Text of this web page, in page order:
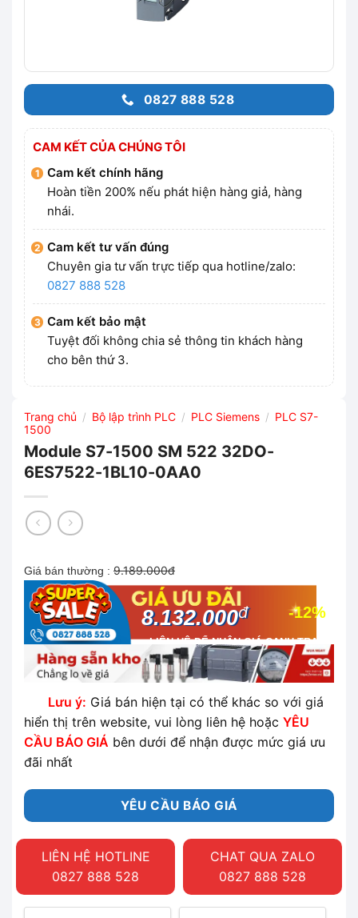
0827 888 528
CAM KẾT CỦA CHÚNG TÔI
Cam kết chính hãng
Hoàn tiền 200% nếu phát hiện hàng giả, hàng
nhái.
Cam kết tư vấn đúng
Chuyên gia tư vấn trực tiếp qua hotline/zalo:
0827 888 528
Cam kết bảo mật
Tuyệt đối không chia sẻ thông tin khách hàng
cho bên thứ 3.
Trang chủ / Bộ lập trình PLC / PLC Siemens / PLC S7-
1500
Module S7-1500 SM 522 32DO-
6ES7522-1BL10-0AA0
Giá bán thường : 9.189.000đ
-12%
8.132.000đ
LIÊN HỆ ĐỂ NHẬN GIÁ CẠNH TRANH
NHẤT THỊ TRƯỜNG
Lưu ý: Giá bán hiện tại có thể khác so với giá
hiển thị trên website, vui lòng liên hệ hoặc YÊU
CẦU BÁO GIÁ bên dưới để nhận được mức giá ưu
đãi nhất
YÊU CẦU BÁO GIÁ
LIÊN HỆ HOTLINE
0827 888 528
CHAT QUA ZALO
0827 888 528